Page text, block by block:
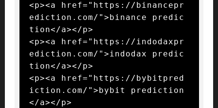
<p><a href="https://binancepr
ediction.com/">binance predic
tion</a></p>
<p><a href="https://indodaxpr
ediction.com/">indodax predic
tion</a></p>
<p><a href="https://bybitpred
iction.com/">bybit prediction
</a></p>